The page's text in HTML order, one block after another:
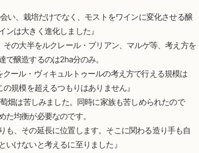
い、栽培だけでなく、モストをワインに変化させる醸
は大きく進化しました』
の大半をルクレール・ブリアン、マルゲ等、考え方を
醸造するのは2ha分のみ。
クール・ヴィキュルトゥールの考え方で行える規模は
規模を超えるつもりはありません』
畑は苦しみました。同時に家族も苦しめられたので
均衡が必要なのです。
も、その延長に位置します。そこに関わる造り手も自
けないと考えるに至りました』